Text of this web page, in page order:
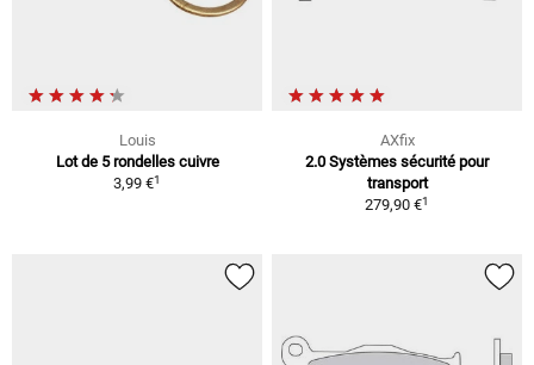
Louis
Lot de 5 rondelles cuivre
3,99 €1
AXfix
2.0 Systèmes sécurité pour
transport
279,90 €1